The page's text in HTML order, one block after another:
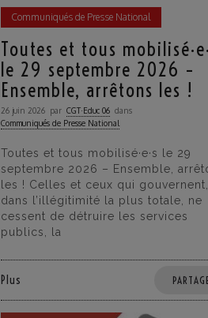
Communiqués de Presse National
Toutes et tous
le 29 septembre 2026 –
Ensemble, arrêtons les !
26 juin 2026 par CGT·Educ 06 dans
Communiqués de Presse National
Toutes et tous mobilisé·e·s le 29
septembre 2026 – Ensemble,
les ! Celles et ceux qui gouvernent,
dans l’illégitimité la plus totale, ne
cessent de détruire les services
publics, la
Plus